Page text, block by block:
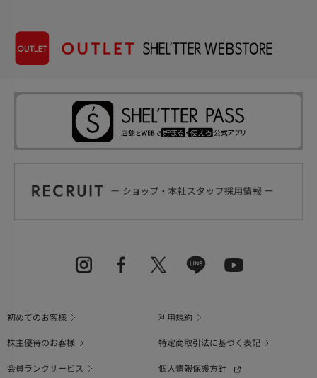
初めてのお客様
利用規約
株主優待のお客様
特定商取引法に基づく表記
会員ランクサービス
個人情報保護方針